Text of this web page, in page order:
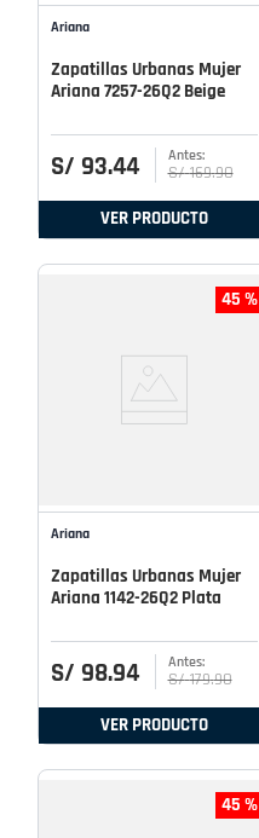
Ariana
Zapatillas Urbanas Mujer
Ariana 7257-26Q2 Beige
S/ 93.44 S/ 169.90
VER PRODUCTO
45 %
Ariana
Zapatillas Urbanas Mujer
Ariana 1142-26Q2 Plata
S/ 98.94 S/ 179.90
VER PRODUCTO
45 %